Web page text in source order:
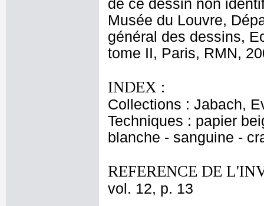
de ce dessin non
Musée du Louvre,
général des dessins,
tome II, Paris, RMN,
INDEX :
Collections : Jabach,
Techniques : papier
blanche - sanguine -
REFERENCE DE
vol. 12, p. 13